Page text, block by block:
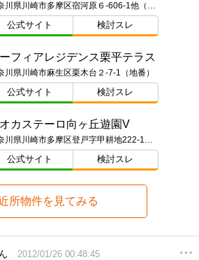
神奈川県川崎市多摩区宿河原６-606-1他（地番）
公式サイト 検討スレ
フィアレジデンス栗平テラス
川県川崎市麻生区栗木台２-7-1（地番）
公式サイト 検討スレ
カステーロ向ヶ丘遊園V
神奈川県川崎市多摩区登戸字甲耕地222-1・2（地番）
公式サイト 検討スレ
所物件を見てみる
2012/01/26 00:48:45